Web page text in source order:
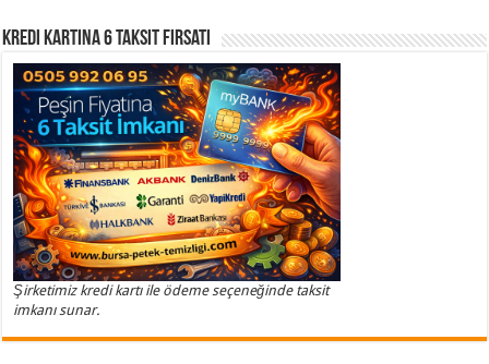
Kredi Kartına 6 Taksit Fırsatı
Şirketimiz kredi kartı ile ödeme seçeneğinde taksit
imkanı sunar.